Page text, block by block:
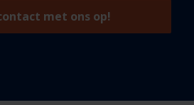
met ons op!